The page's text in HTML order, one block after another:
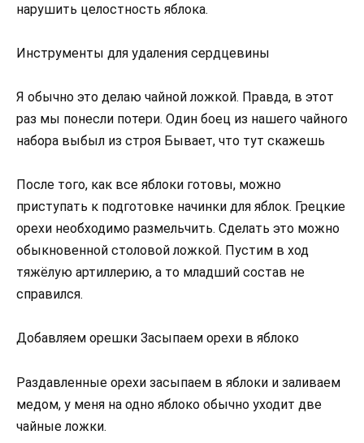
нарушить целостность яблока.
Инструменты для удаления сердцевины
Я обычно это делаю чайной ложкой. Правда, в этот
раз мы понесли потери. Один боец из нашего чайного
набора выбыл из строя Бывает, что тут скажешь
После того, как все яблоки готовы, можно
приступать к подготовке начинки для яблок. Грецкие
орехи необходимо размельчить. Сделать это можно
обыкновенной столовой ложкой. Пустим в ход
тяжёлую артиллерию, а то младший состав не
справился.
Добавляем орешки Засыпаем орехи в яблоко
Раздавленные орехи засыпаем в яблоки и заливаем
медом, у меня на одно яблоко обычно уходит две
чайные ложки.